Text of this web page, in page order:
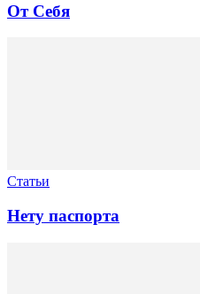
От Себя
Статьи
Нету паспорта